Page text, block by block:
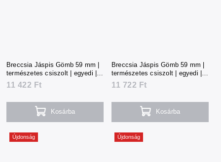
Breccsia Jáspis Gömb 59 mm |
természetes csiszolt | egyedi |
253 g | Kína
11 422 Ft
Kosárba
Breccsia Jáspis Gömb 59 mm |
természetes csiszolt | egyedi |
259 g | Kína
11 722 Ft
Kosárba
Újdonság Újdonság